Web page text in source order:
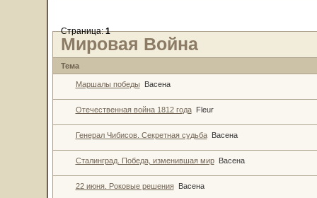
Мировая Война
Страница:1
Тема
Маршалы победы Васена
Отечественная война 1812 года Fleur
Генерал Чибисов. Секретная судьба Васена
Сталинград. Победа, изменившая мир Васена
22 июня. Роковые решения Васена